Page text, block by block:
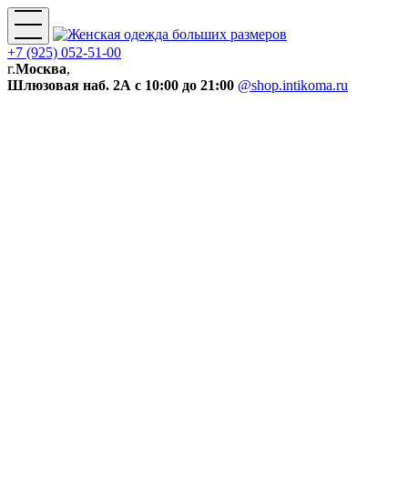
+7 (925) 052-51-00
г.Москва,
Шлюзовая наб. 2А с 10:00 до 21:00 @shop.intikoma.ru